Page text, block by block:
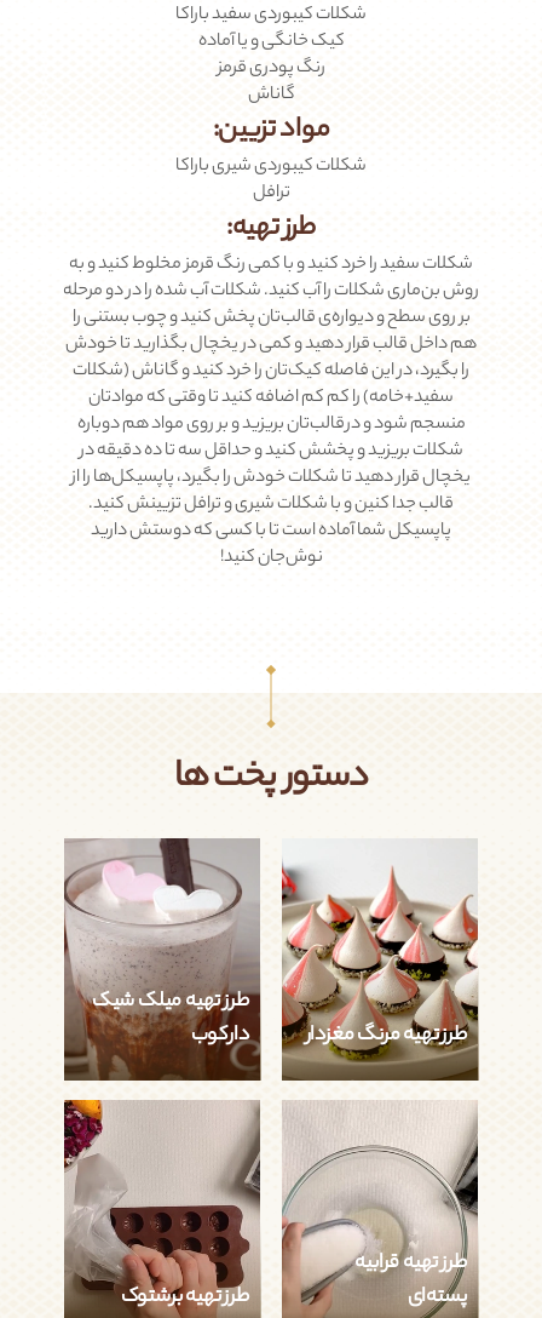
شکلات کیبوردی سفید باراکا
کیک خانگی و یا آماده
رنگ پودری قرمز
گاناش
مواد تزیین:
شکلات کیبوردی شیری باراکا
ترافل
طرز تهیه:
شکلات سفید را خرد کنید و با کمی رنگ قرمز مخلوط کنید و به
روش بن‌ماری شکلات را آب کنید. شکلات آب شده را در دو مرحله
بر روی سطح و دیواره‌ی قالب‌تان پخش کنید و چوب بستنی را
هم داخل قالب قرار دهید و کمی در یخچال بگذارید تا خودش
را بگیرد، در این فاصله کیک‌تان را خرد کنید و گاناش (شکلات
سفید+خامه) را کم کم اضافه کنید تا وقتی که موادتان
منسجم شود و درقالب‌تان بریزید و بر روی مواد هم دوباره
شکلات بریزید و پخشش کنید و حداقل سه تا ده دقیقه در
یخچال قرار دهید تا شکلات خودش را بگیرد، پاپسیکل‌ها را از
قالب جدا کنین و با شکلات شیری و ترافل تزیینش کنید.
پاپسیکل شما آماده‌ است تا با کسی که دوستش دارید
نوش‌جان کنید!
دستور پخت ها
طرز تهیه مرنگ مغزدار
طرز تهیه مرنگ مغزدار
آسان
نمایش جزئیات
طرز تهیه میلک شیک
دارکوب
طرز تهیه میلک شیک
دارکوب
آسان
نمایش جزئیات
طرز تهیه قرابیه
پسته‌ای
طرز تهیه برشتوک